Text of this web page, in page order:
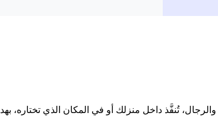
تُنفَّذ داخل منزلك أو في المكان الذي تختاره،